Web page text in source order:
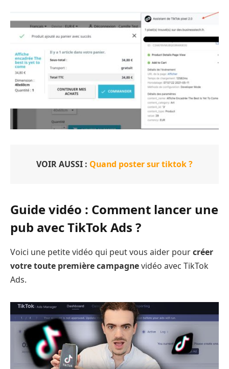
VOIR AUSSI : Quand poster sur tiktok ?
Guide vidéo : Comment lancer une
pub avec TikTok Ads ?
Voici une petite vidéo qui peut vous aider pourcréer
votre toute première campagnevidéo avec TikTok
Ads.